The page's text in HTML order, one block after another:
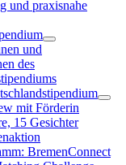
und praxisnahe
und
des
mit Förderin
15 Gesichter
BremenConnect